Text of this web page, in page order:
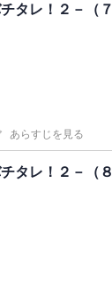
タレ！２－（７
あらすじを見る
タレ！２－（８